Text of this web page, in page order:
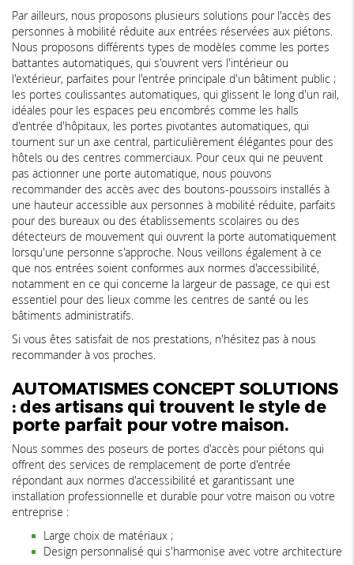
Par ailleurs, nous proposons plusieurs solutions pour l'accès des
personnes à mobilité réduite aux entrées réservées aux piétons.
Nous proposons différents types de modèles comme les portes
battantes automatiques, qui s'ouvrent vers l'intérieur ou
l'extérieur, parfaites pour l'entrée principale d'un bâtiment public ;
les portes coulissantes automatiques, qui glissent le long d'un rail,
idéales pour les espaces peu encombrés comme les halls
d'entrée d'hôpitaux, les portes pivotantes automatiques, qui
tournent sur un axe central, particulièrement élégantes pour des
hôtels ou des centres commerciaux. Pour ceux qui ne peuvent
pas actionner une porte automatique, nous pouvons
recommander des accès avec des boutons-poussoirs installés à
une hauteur accessible aux personnes à mobilité réduite, parfaits
pour des bureaux ou des établissements scolaires ou des
détecteurs de mouvement qui ouvrent la porte automatiquement
lorsqu'une personne s'approche. Nous veillons également à ce
que nos entrées soient conformes aux normes d'accessibilité,
notamment en ce qui concerne la largeur de passage, ce qui est
essentiel pour des lieux comme les centres de santé ou les
bâtiments administratifs.
Si vous êtes satisfait de nos prestations, n'hésitez pas à nous
recommander à vos proches.
AUTOMATISMES CONCEPT SOLUTIONS
: des artisans qui trouvent le style de
porte parfait pour votre maison.
Nous sommes des poseurs de portes d'accès pour piétons qui
offrent des services de remplacement de porte d'entrée
répondant aux normes d'accessibilité et garantissant une
installation professionnelle et durable pour votre maison ou votre
entreprise :
Large choix de matériaux ;
Design personnalisé qui s'harmonise avec votre architecture